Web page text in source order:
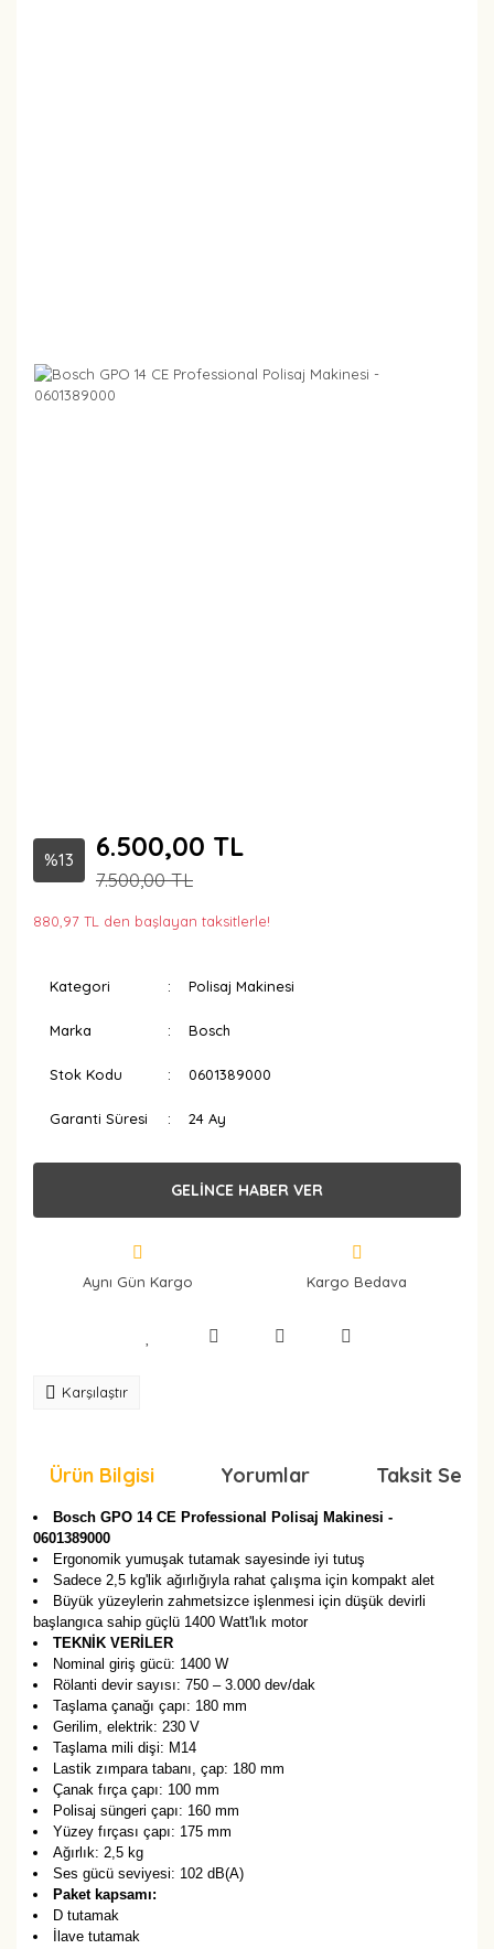
%13 6.500,00 TL
7.500,00 TL
880,97 TL den başlayan taksitlerle!
Kategori Polisaj Makinesi
Marka Bosch
Stok Kodu 0601389000
Garanti Süresi 24 Ay
GELİNCE HABER VER
Aynı Gün Kargo Kargo Bedava
Karşılaştır
Ürün Bilgisi Yorumlar Taksit
Bosch GPO 14 CE Professional Polisaj Makinesi -
0601389000
Ergonomik yumuşak tutamak sayesinde iyi tutuş
Sadece 2,5 kg'lik ağırlığıyla rahat çalışma için kompakt alet
Büyük yüzeylerin zahmetsizce işlenmesi için düşük devirli
başlangıca sahip güçlü 1400 Watt'lık motor
TEKNİK VERİLER
Nominal giriş gücü: 1400 W
Rölanti devir sayısı: 750 – 3.000 dev/dak
Taşlama çanağı çapı: 180 mm
Gerilim, elektrik: 230 V
Taşlama mili dişi: M14
Lastik zımpara tabanı, çap: 180 mm
Çanak fırça çapı: 100 mm
Polisaj süngeri çapı: 160 mm
Yüzey fırçası çapı: 175 mm
Ağırlık: 2,5 kg
Ses gücü seviyesi: 102 dB(A)
Paket kapsamı:
D tutamak
İlave tutamak